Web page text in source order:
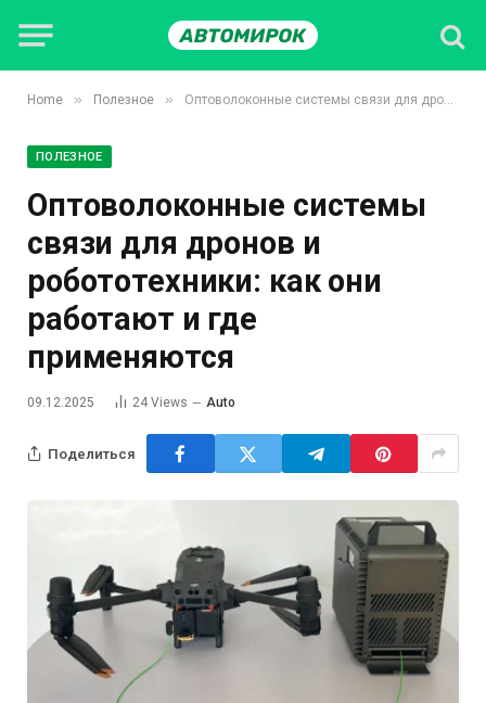
Home » Полезное » Оптоволоконные системы связи для дронов и робототехники: как они работают и где применяются
ПОЛЕЗНОЕ
Оптоволоконные системы
связи для дронов и
робототехники: как они
работают и где
применяются
09.12.2025 24 Views Auto
Поделиться